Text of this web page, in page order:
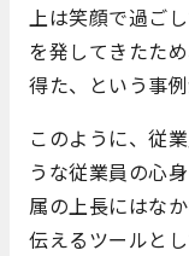
上は笑顔で過ご
を発してきたた
得た、という事例
このように、従
うな従業員の心
属の上長にはな
伝えるツールと